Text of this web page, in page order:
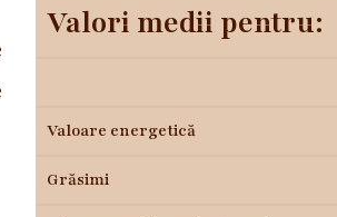
Valori medii pentru:
Valoare energetică
Grăsimi